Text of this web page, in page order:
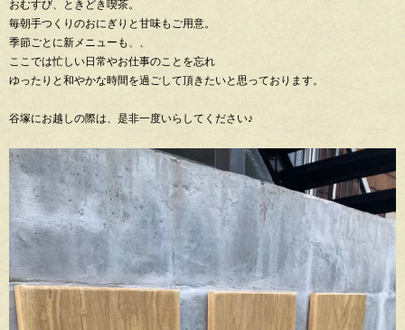
おむすび、ときどき喫茶。
毎朝手つくりのおにぎりと甘味もご用意。
季節ごとに新メニューも、、
ここでは忙しい日常やお仕事のことを忘れ
ゆったりと和やかな時間を過ごして頂きたいと思っております。
谷塚にお越しの際は、是非一度いらしてください♪